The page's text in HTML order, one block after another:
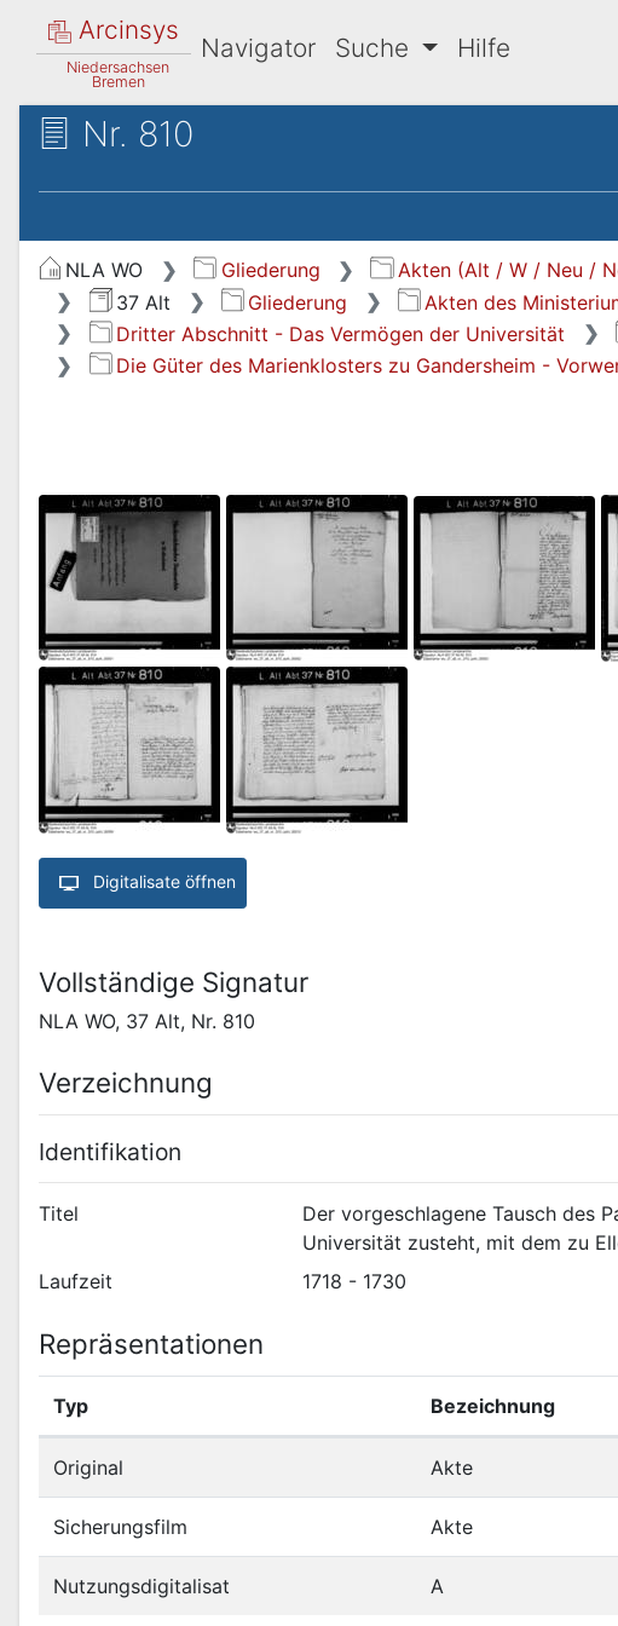
Arcinsys
Niedersachsen
Bremen
Navigator Suche Hilfe
Nr. 810
NLA WO Gliederung Akten (Alt / W / Neu /
37 Alt
Gliederung
Akten des
Dritter Abschnitt - Das Vermögen der Universität
Die Güter des Marienklosters zu Gandersheim -
Digitalisate öffnen
Vollständige Signatur
NLA WO, 37 Alt, Nr. 810
Verzeichnung
Identifikation
Titel
Der vorgeschlagene Tausch des
Universität zusteht, mit dem zu
Laufzeit
1718 - 1730
Repräsentationen
Typ Bezeichnung
Original Akte
Sicherungsfilm Akte
Nutzungsdigitalisat A